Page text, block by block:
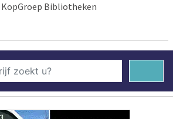
KopGroep Bibliotheken